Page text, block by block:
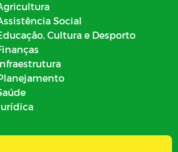
Social
Cultura e Desporto